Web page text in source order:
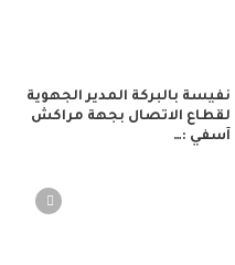
نفيسة بالبركة المدير الجهوية
لقطاع الاتصال بجهة مراكش
آسفي :…